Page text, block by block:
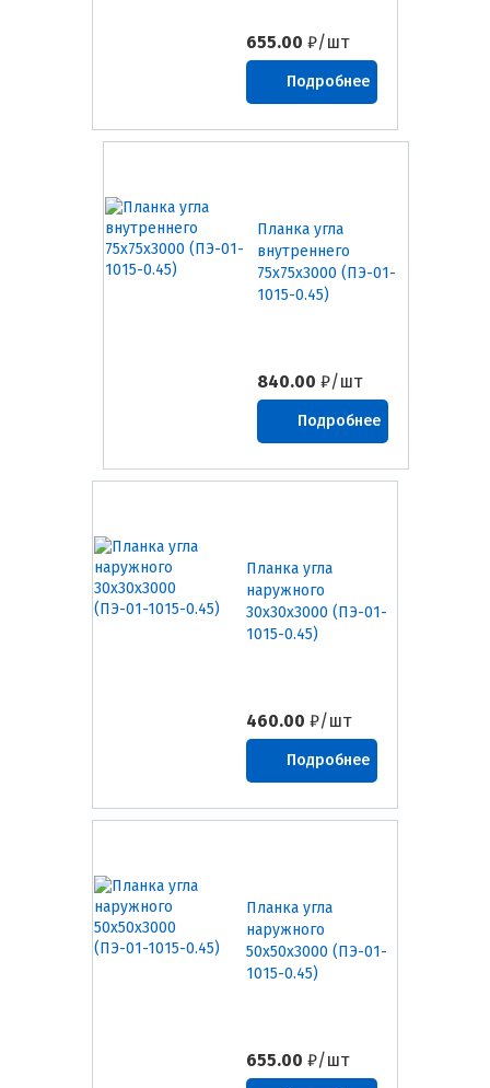
655.00 ₽/шт
Подробнее
Планка угла
внутреннего
75х75х3000 (ПЭ-01-
1015-0.45)
840.00 ₽/шт
Подробнее
Планка угла
наружного
30х30х3000 (ПЭ-01-
1015-0.45)
460.00 ₽/шт
Подробнее
Планка угла
наружного
50х50х3000 (ПЭ-01-
1015-0.45)
655.00 ₽/шт